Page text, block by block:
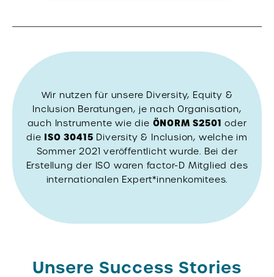
Wir nutzen für unsere Diversity, Equity &
Inclusion Beratungen, je nach Organisation,
auch Instrumente wie die ÖNORM S2501 oder
die ISO 30415 Diversity & Inclusion, welche im
Sommer 2021 veröffentlicht wurde. Bei der
Erstellung der ISO waren factor-D Mitglied des
internationalen Expert*innenkomitees.
Unsere Success Stories